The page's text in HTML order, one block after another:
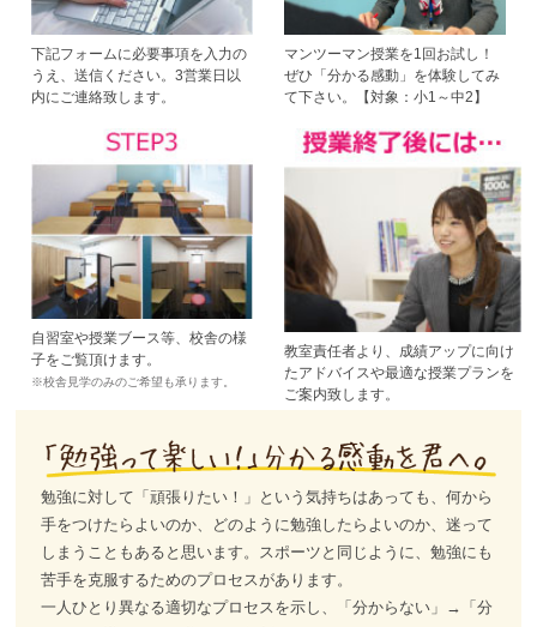
下記フォームに必要事項を入力の
うえ、送信ください。3営業日以
内にご連絡致します。
マンツーマン授業を1回お試し！
ぜひ「分かる感動」を体験してみ
て下さい。【対象：小1～中2】
自習室や授業ブース等、校舎の様
子をご覧頂けます。
※校舎見学のみのご希望も承ります。
教室責任者より、成績アップに向け
たアドバイスや最適な授業プランを
ご案内致します。
勉強に対して「頑張りたい！」という気持ちはあっても、何から
手をつけたらよいのか、どのように勉強したらよいのか、迷って
しまうこともあると思います。スポーツと同じように、勉強にも
苦手を克服するためのプロセスがあります。
一人ひとり異なる適切なプロセスを示し、「分からない」→「分